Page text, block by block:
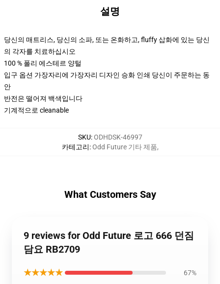
설명
당신의 매트리스, 당신의 소파, 또는 온화하고, fluffy 삽화에 있는 당신
의 각자를 치료하십시오
100 % 폴리 에스테르 양털
입구 옵션 가장자리에 가장자리 디자인 승화 인쇄 당신이 주문하는 동
안
반전은 떨어져 백색입니다
기계적으로 cleanable
SKU:ODHDSK-46997
카테고리:Odd Future 기타 제품,
What Customers Say
9 reviews for Odd Future 로고 666 던짐
담요 RB2709
★★★★★ 67%